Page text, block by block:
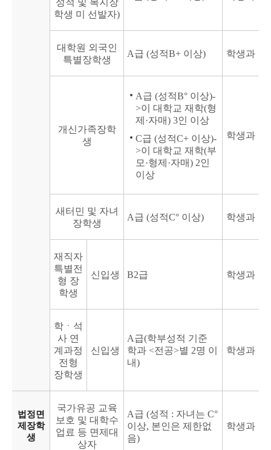
성적 및 복지장
학생 미 선발자)
대학원 외국인
특별장학생
A급 (성적B+ 이상) 학생과
개신가족장학
생
A급 (성적B° 이상)-
>이 대학교 재학(형
제·자매) 3인 이상
C급 (성적C+ 이상)-
>이 대학교 재학(부
모·형제·자매) 2인
이상
학생과
새터민 및 자녀
장학생
A급 (성적C° 이상) 학생과
재직자
특별전
형 장
학생
신입생 B2급 학생과
학ㆍ석
사 연
계과정
전형
장학생
신입생
A급(학부성적 기준
학과 <전공>별 2명 이
내)
학생과
법정면
제장학
생
국가유공 교육
보호 및 대학수
업료 등 면제대
상자
A급 (성적 : 자녀는 C°
이상, 본인은 제한없
음)
학생과